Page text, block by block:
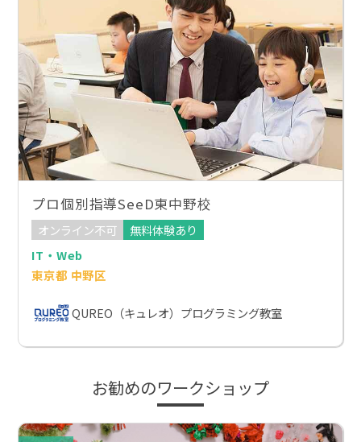
プロ個別指導SeeD東中野校
オンライン不可
無料体験あり
IT・Web
東京都 中野区
QUREO（キュレオ）プログラミング教室
お勧めのワークショップ